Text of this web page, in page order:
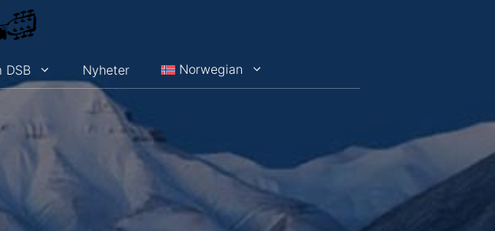
DSB Nyheter Norwegian